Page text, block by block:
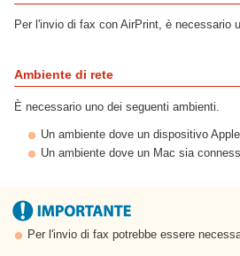
Per l'invio di fax con AirPrint, è necessario
Ambiente di rete
È necessario uno dei seguenti ambienti.
Un ambiente dove un dispositivo
Un ambiente dove un Mac sia
Per l'invio di fax potrebbe essere